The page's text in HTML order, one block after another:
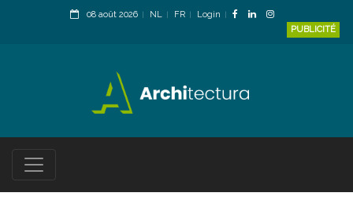
08 août 2026 NL FR
Login
PUBLICITÉ